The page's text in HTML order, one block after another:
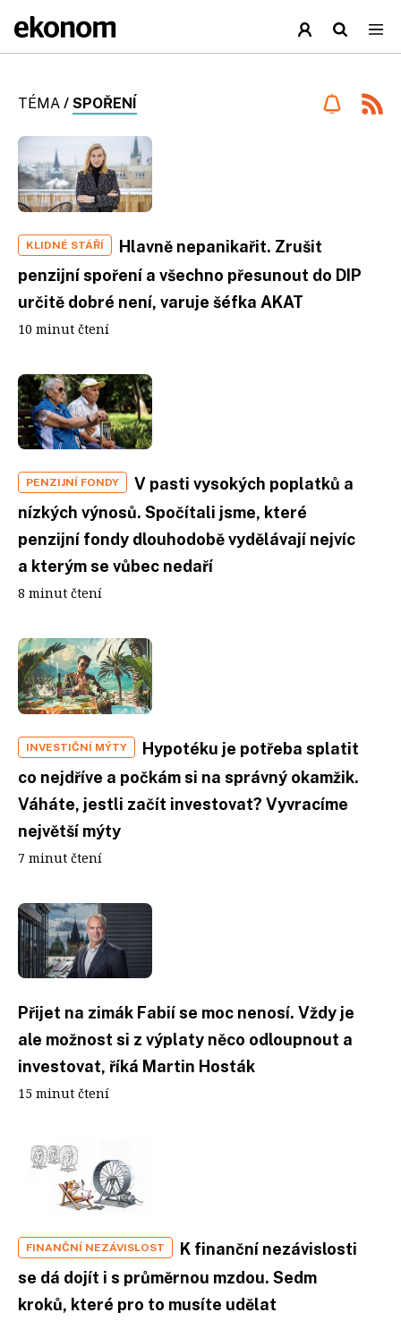
TÉMA / SPOŘENÍ
KLIDNÉ STÁŘÍ
Hlavně nepanikařit. Zrušit
penzijní spoření a všechno přesunout do DIP
určitě dobré není, varuje šéfka AKAT
10 minut čtení
PENZIJNÍ FONDY
V pasti vysokých poplatků a
nízkých výnosů. Spočítali jsme, které
penzijní fondy dlouhodobě vydělávají nejvíc
a kterým se vůbec nedaří
8 minut čtení
INVESTIČNÍ MÝTY
Hypotéku je potřeba splatit
co nejdříve a počkám si na správný okamžik.
Váháte, jestli začít investovat? Vyvracíme
největší mýty
7 minut čtení
Přijet na zimák Fabií se moc nenosí. Vždy je
ale možnost si z výplaty něco odloupnout a
investovat, říká Martin Hosták
15 minut čtení
FINANČNÍ NEZÁVISLOST
K finanční nezávislosti
se dá dojít i s průměrnou mzdou. Sedm
kroků, které pro to musíte udělat